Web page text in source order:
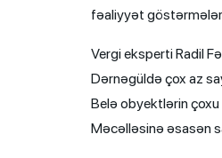
fəaliyyət
Vergi eksperti Radil
Dərnəgüldə çox az
Belə obyektlərin çoxu
Məcəlləsinə əsasən